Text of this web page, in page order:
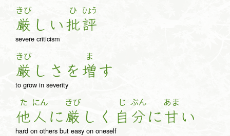
きび
厳 し い
ひ
批
ひょう
評
severe criticism
きび
厳 し さ を
ま
増す
to grow in severity
た
他
にん
人 に
きび
厳 し く
じ
自
ぶん
分に
あま
甘 い
hard on others but easy on oneself